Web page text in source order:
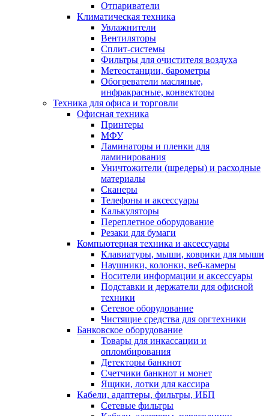
Отпариватели
Климатическая техника
Увлажнители
Вентиляторы
Сплит-системы
Фильтры для очистителя воздуха
Метеостанции, барометры
Обогреватели масляные,
инфракрасные, конвекторы
Техника для офиса и торговли
Офисная техника
Принтеры
МФУ
Ламинаторы и пленки для
ламинирования
Уничтожители (шредеры) и расходные
материалы
Сканеры
Телефоны и аксессуары
Калькуляторы
Переплетное оборудование
Резаки для бумаги
Компьютерная техника и аксессуары
Клавиатуры, мыши, коврики для мыши
Наушники, колонки, веб-камеры
Носители информации и аксессуары
Подставки и держатели для офисной
техники
Сетевое оборудование
Чистящие средства для оргтехники
Банковское оборудование
Товары для инкассации и
опломбирования
Детекторы банкнот
Счетчики банкнот и монет
Ящики, лотки для кассира
Кабели, адаптеры, фильтры, ИБП
Сетевые фильтры